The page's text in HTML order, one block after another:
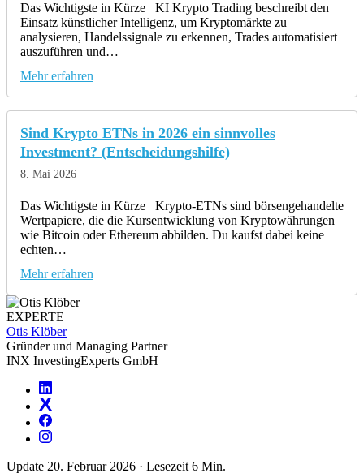
Das Wichtigste in Kürze KI Krypto Trading beschreibt den
Einsatz künstlicher Intelligenz, um Kryptomärkte zu
analysieren, Handelssignale zu erkennen, Trades automatisiert
auszuführen und…
Mehr erfahren
Sind Krypto ETNs in 2026 ein sinnvolles
Investment? (Entscheidungshilfe)
8. Mai 2026
Das Wichtigste in Kürze Krypto-ETNs sind börsengehandelte
Wertpapiere, die die Kursentwicklung von Kryptowährungen
wie Bitcoin oder Ethereum abbilden. Du kaufst dabei keine
echten…
Mehr erfahren
EXPERTE
Otis Klöber
Gründer und Managing Partner
INX InvestingExperts GmbH
Update 20. Februar 2026 · Lesezeit 6 Min.